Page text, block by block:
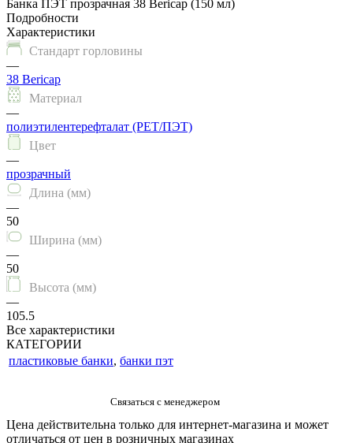
Банка ПЭТ прозрачная 38 Bericap (150 мл)
Подробности
Характеристики
Стандарт горловины
—
38 Bericap
Материал
—
полиэтилентерефталат (PET/ПЭТ)
Цвет
—
прозрачный
Длина (мм)
—
50
Ширина (мм)
—
50
Высота (мм)
—
105.5
Все характеристики
КАТЕГОРИИ
пластиковые банки, банки пэт
Цена действительна только для интернет-магазина и может
отличаться от цен в розничных магазинах